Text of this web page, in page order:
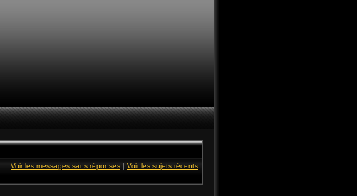
Voir les messages sans réponses | Voir les sujets récents